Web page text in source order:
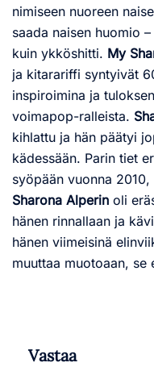
nimiseen nuoreen
saada naisen huomio
kuin ykköshitti. My
ja kitarariffi syntyivät
inspiroimina ja
voimapop-ralleista.
kihlattu ja hän päätyi
kädessään. Parin tiet
syöpään vuonna
Sharona Alperin oli
hänen rinnallaan ja
hänen viimeisinä
muuttaa muotoaan,
Vastaa